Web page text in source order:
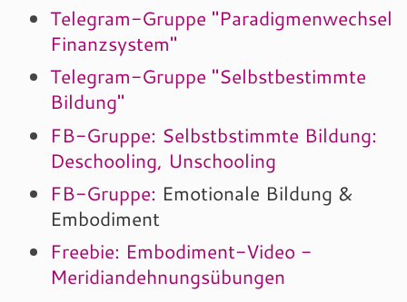
Telegram-Gruppe "Paradigmenwechsel
Finanzsystem"
Telegram-Gruppe "Selbstbestimmte
Bildung"
FB-Gruppe: Selbstbstimmte Bildung:
Deschooling, Unschooling
FB-Gruppe: Emotionale Bildung &
Embodiment
Freebie: Embodiment-Video -
Meridiandehnungsübungen